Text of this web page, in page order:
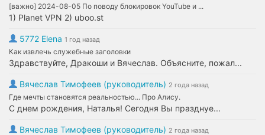
[важно] 2024-08-05 По поводу блокировок YouTube и ...
1) Planet VPN 2) uboo.st
5772 Elena 1 год назад
Как извлечь служебные заголовки
Здравствуйте, Дракоши и Вячеслав. Объясните, пожал...
Вячеслав Тимофеев (руководитель) 2 года назад
Где мечты становятся реальностью... Про Алису.
С днем рождения, Наталья! Сегодня Вы празднуе...
Вячеслав Тимофеев (руководитель) 2 года назад